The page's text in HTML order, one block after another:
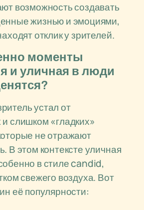
возможность создавать
жизнью и эмоциями,
отклик у зрителей.
моменты
и уличная в люди
устал от
слишком «гладких»
не отражают
В этом контексте уличная
в стиле candid,
свежего воздуха. Вот
её популярности: